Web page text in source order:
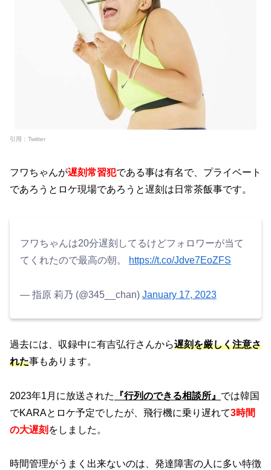
引用：Twitter
フワちゃんが遅刻常習犯である事は有名で、プライベート
であろうとロケ現場であろうと遅刻は日常茶飯事です。
フワちゃんは20分遅刻してるけどフォロワーが当て
てくれたので最高の朝。
https://t.co/Jdve7EoZFS
— 指原 莉乃 (@345__chan) January 17, 2023
過去には、収録中に有吉弘行さんから遅刻を厳しく注意さ
れた事もあります。
2023年1月に放送された 『行列のできる相談所』 では韓国
でKARAとロケ予定でしたが、飛行機に乗り遅れて3時間
の大遅刻 をしました。
時間管理がうまく出来ないのは、発達障害の人に多い特徴